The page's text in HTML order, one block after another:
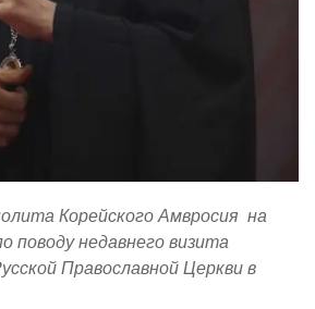
Корейского Амвросия на
поводу недавнего визита
Православной Церкви в